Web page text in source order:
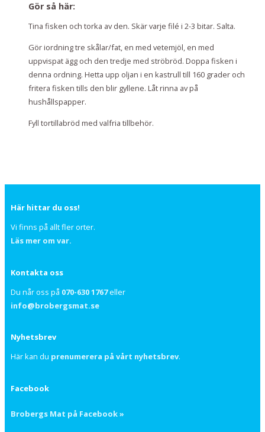
Gör så här:
Tina fisken och torka av den. Skär varje filé i 2-3 bitar. Salta.
Gör iordning tre skålar/fat, en med vetemjöl, en med
uppvispat ägg och den tredje med ströbröd. Doppa fisken i
denna ordning. Hetta upp oljan i en kastrull till 160 grader och
fritera fisken tills den blir gyllene. Låt rinna av på
hushållspapper.
Fyll tortillabröd med valfria tillbehör.
Här hittar du oss!
Vi finns på allt fler orter.
Läs mer om var.
Kontakta oss
Du når oss på 070-630 1767eller
info@brobergsmat.se
Nyhetsbrev
Här kan du prenumerera på vårt nyhetsbrev.
Facebook
Brobergs Mat på Facebook »